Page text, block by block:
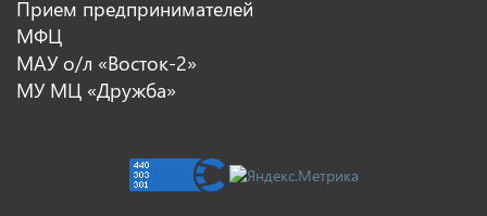
Прием предпринимателей
МФЦ
МАУ о/л «Восток-2»
МУ МЦ «Дружба»